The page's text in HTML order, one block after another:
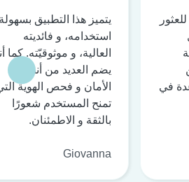
في
يتميز هذا التطبيق
استخدامه، و فائديته
العالية، و موثوقيّته. كما
يضم العديد من أنظمة
الأمان و فحص الهوية
تمنح المستخدم شعورًا
بالثقة و الاطمئنان.
Giovanna